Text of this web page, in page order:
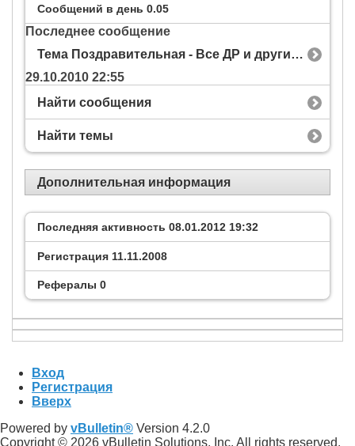
Сообщений в день 0.05
Последнее сообщение
Тема Поздравительная - Все ДР и другие Праздники!!!
29.10.2010 22:55
Найти сообщения
Найти темы
Дополнительная информация
Последняя активность 08.01.2012 19:32
Регистрация 11.11.2008
Рефералы 0
Вход
Регистрация
Вверх
Powered by vBulletin® Version 4.2.0
Copyright © 2026 vBulletin Solutions, Inc. All rights reserved.